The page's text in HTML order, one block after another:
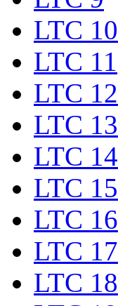
LTC 10
LTC 11
LTC 12
LTC 13
LTC 14
LTC 15
LTC 16
LTC 17
LTC 18